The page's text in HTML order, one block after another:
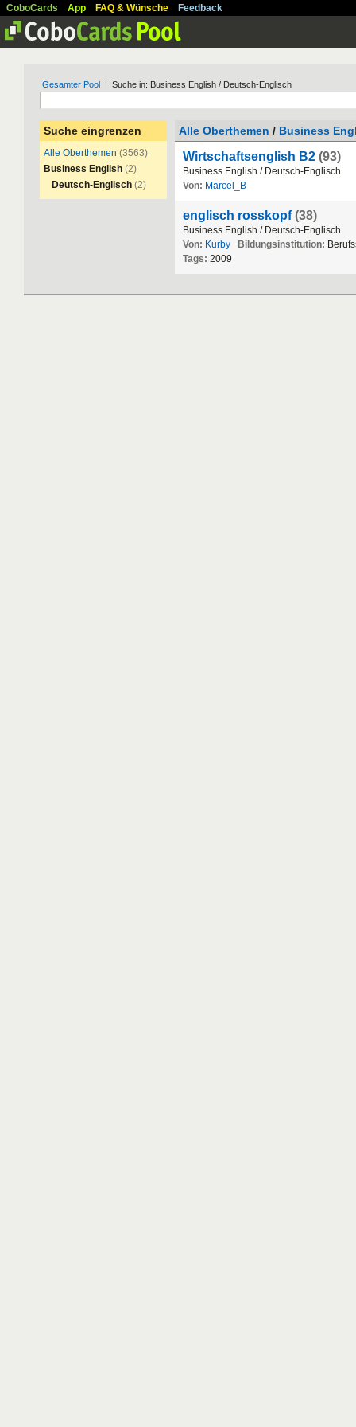
CoboCards App FAQ & Wünsche Feedback
Gesamter Pool | Suche in: Business English / Deutsch-Englisch
Suche eingrenzen
Alle Oberthemen (3563)
Business English (2)
Deutsch-Englisch (2)
Alle Oberthemen / Business
Wirtschaftsenglish B2 (93)
Business English / Deutsch-Englisch
Von: Marcel_B
englisch rosskopf (38)
Business English / Deutsch-Englisch
Von: Kurby Bildungsinstitution:
Tags: 2009